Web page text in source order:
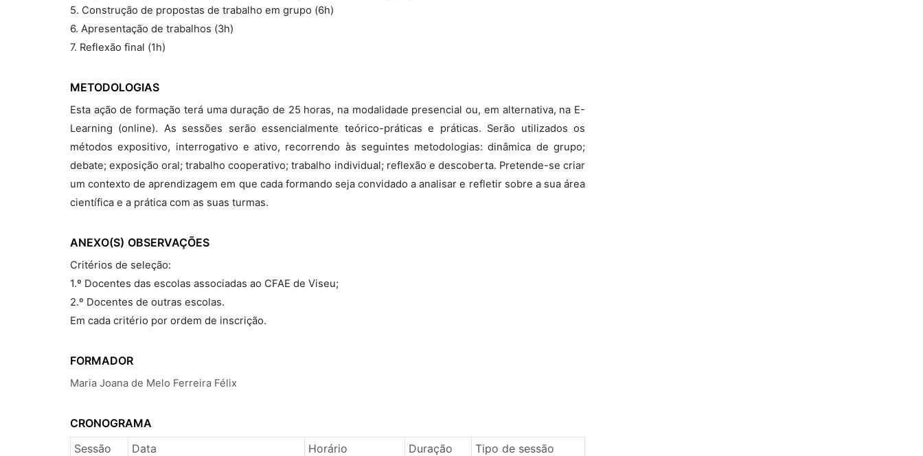
5. Construção de propostas de trabalho em grupo (6h)
6. Apresentação de trabalhos (3h)
7. Reflexão final (1h)
METODOLOGIAS
Esta ação de formação terá uma duração de 25 horas, na modalidade presencial ou, em alternativa, na E-
Learning (online). As sessões serão essencialmente teórico-práticas e práticas. Serão utilizados os
métodos expositivo, interrogativo e ativo, recorrendo às seguintes metodologias: dinâmica de grupo;
debate; exposição oral; trabalho cooperativo; trabalho individual; reflexão e descoberta. Pretende-se criar
um contexto de aprendizagem em que cada formando seja convidado a analisar e refletir sobre a sua área
científica e a prática com as suas turmas.
ANEXO(S) OBSERVAÇÕES
Critérios de seleção:
1.º Docentes das escolas associadas ao CFAE de Viseu;
2.º Docentes de outras escolas.
Em cada critério por ordem de inscrição.
FORMADOR
Maria Joana de Melo Ferreira Félix
CRONOGRAMA
Sessão
Data Horário Duração
Tipo de sessão